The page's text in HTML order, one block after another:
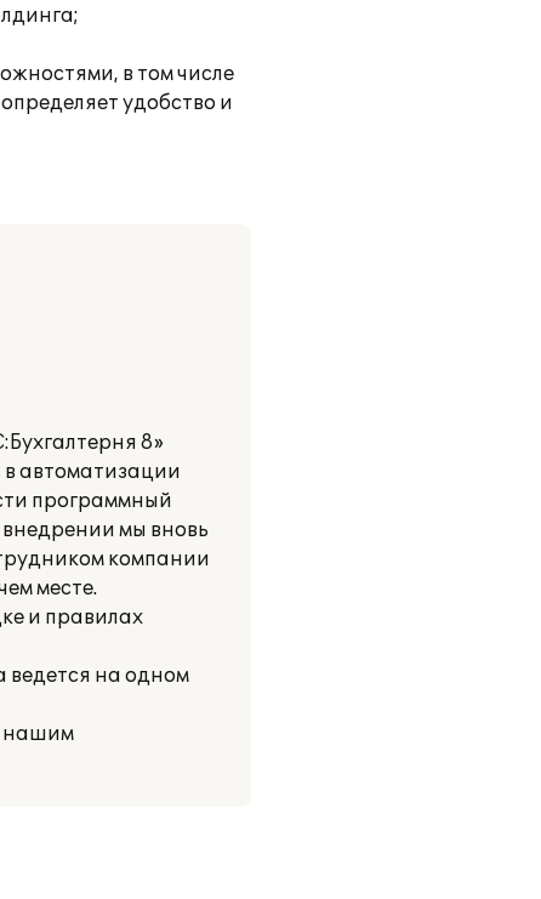
в том числе
удобство и
8»
автоматизации
программный
мы вновь
компании
месте.
и правилах
ведется на одном
нашим